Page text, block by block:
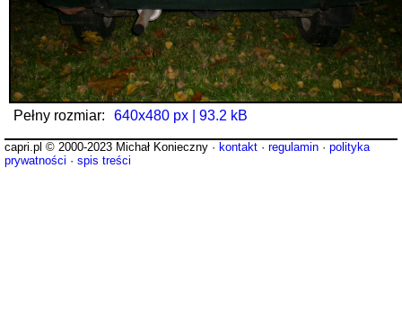
Pełny rozmiar: 640x480 px | 93.2 kB
capri.pl © 2000-2023 Michał Konieczny · kontakt · regulamin · polityka
prywatności · spis treści